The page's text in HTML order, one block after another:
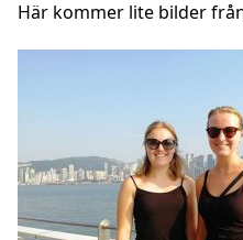
Här kommer lite bilder